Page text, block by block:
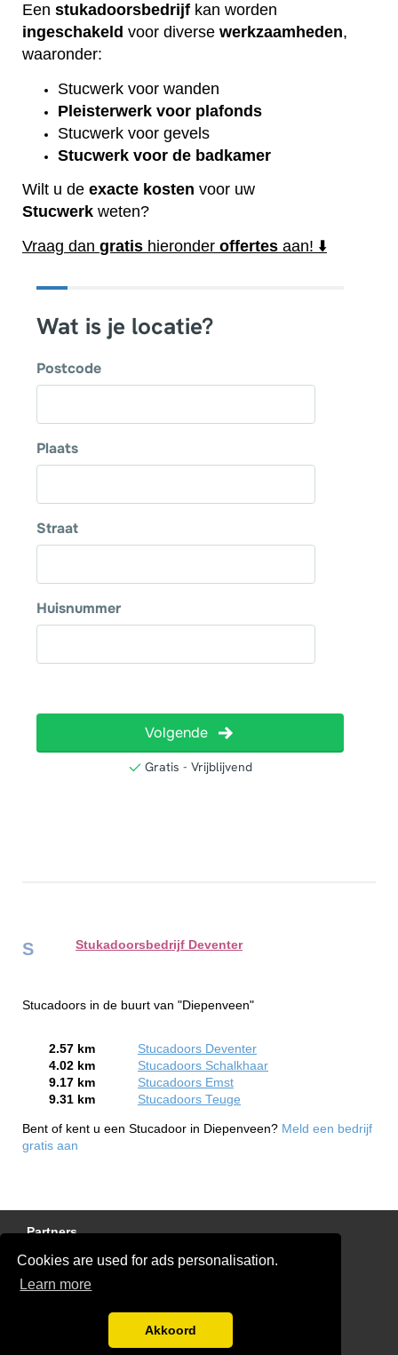
Cookies are used for ads personalisation.
Learn more
Akkoord
Een stukadoorsbedrijf kan worden
ingeschakeld voor diverse werkzaamheden,
waaronder:
Stucwerk voor wanden
Pleisterwerk voor plafonds
Stucwerk voor gevels
Stucwerk voor de badkamer
Wilt u de exacte kosten voor uw
Stucwerk weten?
Vraag dan gratis hieronder offertes aan! ⬇️
S Stukadoorsbedrijf Deventer
Stucadoors in de buurt van "Diepenveen"
2.57 km
Stucadoors Deventer
4.02 km
Stucadoors Schalkhaar
9.17 km
Stucadoors Emst
9.31 km
Stucadoors Teuge
Bent of kent u een Stucadoor in Diepenveen? Meld een bedrijf
gratis aan
Partners
Gratis Stucadoor Offertes
Disclaimer